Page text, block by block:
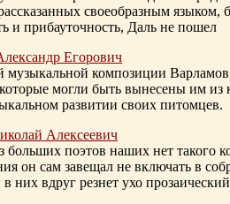
своеобразным
и прибауточность, Даль не пошел
Егорович
музыкальной композиции
могли быть вынесены им из
развитии своих питомцев.
Алексеевич
больших поэтов наших нет такого
он сам завещал не включать в
них вдруг резнет ухо